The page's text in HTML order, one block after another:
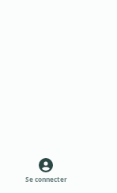
Se connecter